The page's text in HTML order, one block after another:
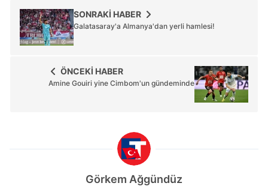
SONRAKİ HABER
Galatasaray'a Almanya'dan yerli hamlesi!
ÖNCEKİ HABER
Amine Gouiri yine Cimbom'un gündeminde
Görkem Ağgündüz